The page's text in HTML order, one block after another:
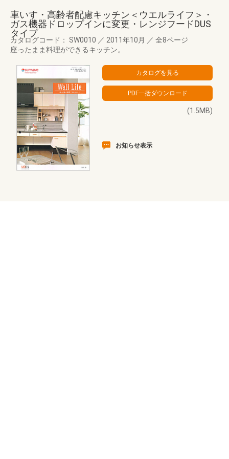
車いす・高齢者配慮キッチン＜ウエルライフ＞・
ガス機器ドロップインに変更・レンジフードDUS
タイプ
カタログコード： SW0010 ／ 2011年10月 ／ 全8ページ
座ったまま料理ができるキッチン。
(1.5MB)
お知らせ表示